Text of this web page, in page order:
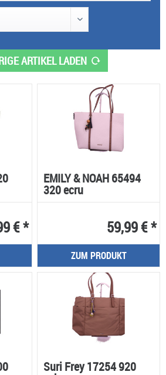
ARTIKEL LADEN
€ *
EMILY & NOAH 65494
320 ecru
59,99 € *
ZUM PRODUKT
Suri Frey 17254 920